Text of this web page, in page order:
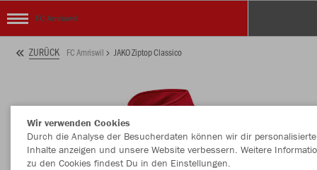
FC Amriswil
ZURÜCK FC Amriswil JAKO Ziptop Classico
Wir verwenden Cookies
Durch die Analyse der Besucherdaten können wir dir personalisierte
Inhalte anzeigen und unsere Website verbessern. Weitere
zu den Cookies findest Du in den Einstellungen.